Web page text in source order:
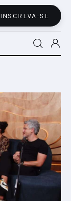
INSCREVA-SE